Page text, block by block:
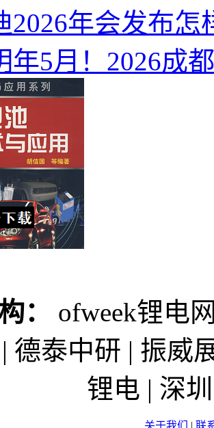
2026年会发布
年5月！2026成
：
ofweek锂电
德泰中研 | 振威
锂电 | 深
关于我们 | 联